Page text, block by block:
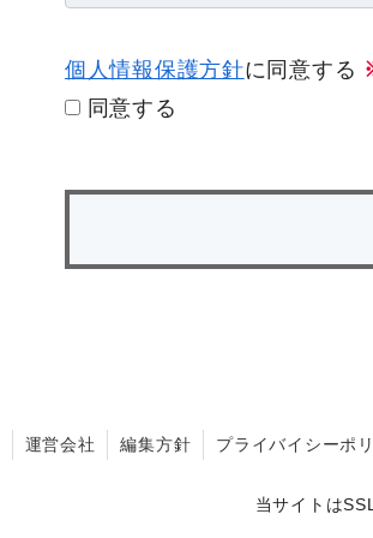
個人情報保護方針に同意する
同意する
運営会社 編集方針 プライバイシーポ
当サイトは